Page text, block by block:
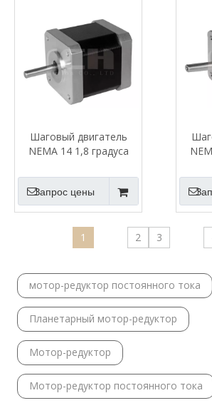
Шаговый двигатель
NEMA 14 1,8 градуса
Запрос цены
1 2 3
мотор-редуктор постоянного тока
Планетарный мотор-редуктор
Мотор-редуктор
Мотор-редуктор постоянного тока